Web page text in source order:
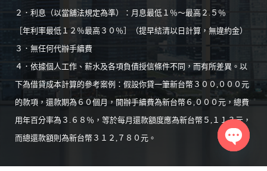
２．利息（以當舖法規定為準）：月息最低１％～最高２.５％
［年利率最低１２％最高３０％］（提早結清以日計算，無違約金）
３．無任何代辦手續費
４．依據個人工作、薪水及各項負債授信條件不同，而有所差異。以
下為借貸成本計算的參考案例：假設你貸一筆新台幣３００,０００元
的款項，還款期為６０個月，開辦手續費為新台幣６,０００元，總費
用年百分率為３.６８％，等於每月還款額度應為新台幣５,１１３元，
而總還款額則為新台幣３１２,７８０元。
chaty